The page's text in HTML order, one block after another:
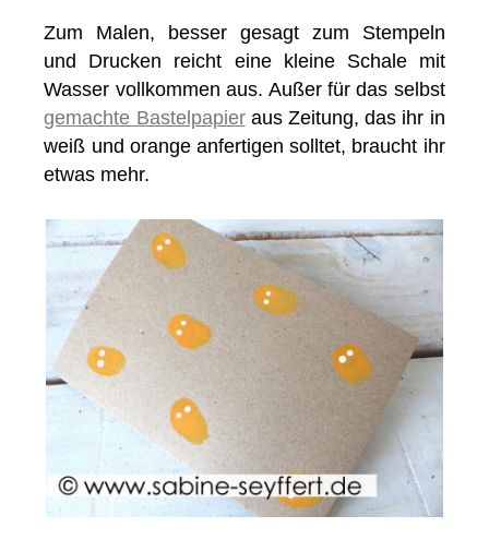
Zum Malen, besser gesagt zum Stempeln
und Drucken reicht eine kleine Schale mit
Wasser vollkommen aus. Außer für das selbst
gemachte Bastelpapieraus Zeitung, das ihr in
weiß und orange anfertigen solltet, braucht ihr
etwas mehr.